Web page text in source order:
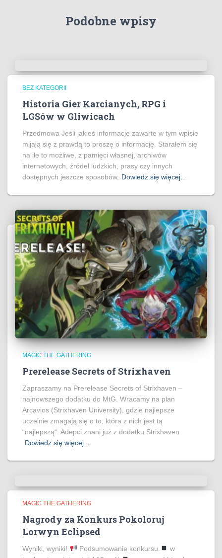
Podobne wpisy
BEZ KATEGORII
Historia Gier Karcianych, RPG i
LGSów w Gliwicach
Przedmowa Jeśli jakieś informacje zawarte w tym wpisie
mijają się z prawdą to proszę o informację. Starałem się
na ile to możliwe, z pamięci własnej, archiwów
internetowych, źródeł ludzkich, prasy czy innych
dostępnych jeszcze sposobów, Dowiedz się więcej…
MAGIC THE GATHERING
Prerelease Secrets of Strixhaven
Zapraszamy na Prerelease Secrets of Strixhaven –
najnowszego dodatku do MtG. Wracamy na plan
Arcavios (Strixhaven University), gdzie najlepsze
uczelnie zmagają się o to, która z nich jest tą
“najlepszą“. Adepci znani już z dodatku Strixhaven
Dowiedz się więcej…
MAGIC THE GATHERING
Nagrody za Konkurs Pokoloruj
Lorwyn Eclipsed
Wyniki, wyniki! Podsumowanie konkursu.
w